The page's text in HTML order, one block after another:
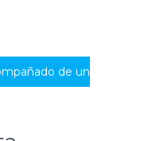
de un